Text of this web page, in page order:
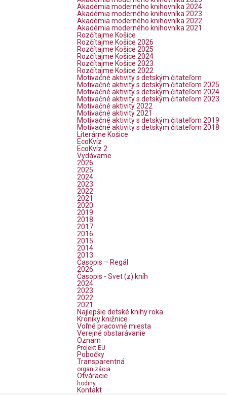
Akadémia moderného knihovníka 2024
Akadémia moderného knihovníka 2023
Akadémia moderného knihovníka 2022
Akadémia moderného knihovníka 2021
Rozčítajme Košice
Rozčítajme Košice 2026
Rozčítajme Košice 2025
Rozčítajme Košice 2024
Rozčítajme Košice 2023
Rozčítajme Košice 2022
Motivačné aktivity s detským čitateľom
Motivačné aktivity s detským čitateľom 2025
Motivačné aktivity s detským čitateľom 2024
Motivačné aktivity s detským čitateľom 2023
Motivačné aktivity 2022
Motivačné aktivity 2021
Motivačné aktivity s detským čitateľom 2019
Motivačné aktivity s detským čitateľom 2018
Literárne Košice
EcoKvíz
EcoKvíz 2
Vydávame
2026
2025
2024
2023
2022
2021
2020
2019
2018
2017
2016
2015
2014
2013
Časopis – Regál
2026
Časopis - Svet (z) kníh
2024
2023
2022
2021
Najlepšie detské knihy roka
Kroniky knižnice
Voľné pracovné miesta
Verejné obstarávanie
Oznam
Projekt EU
Pobočky
Transparentná
organizácia
Otváracie
hodiny
Kontakt